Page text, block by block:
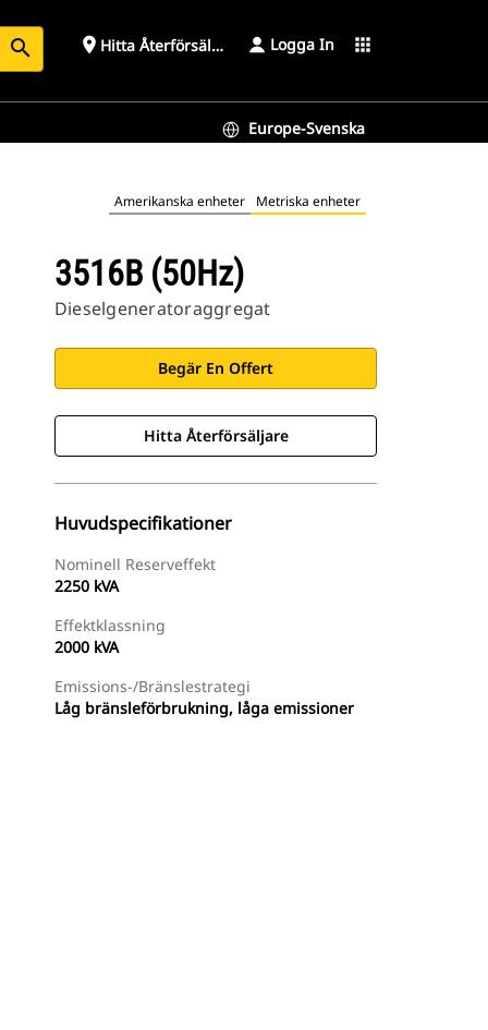
search place Hitta Återförsäljare Logga In apps
Europe-Svenska
Amerikanska enheter Metriska enheter
3516B (50Hz)
Dieselgeneratoraggregat
Begär En Offert
Hitta Återförsäljare
Huvudspecifikationer
Nominell Reserveffekt
2250 kVA
Effektklassning
2000 kVA
Emissions-/bränslestrategi
Låg bränsleförbrukning, låga emissioner